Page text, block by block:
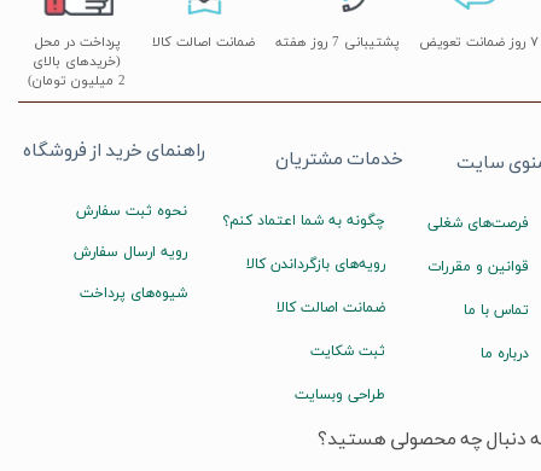
پشتیبانی 7 روز هفته
پرداخت در محل
(خریدهای بالای
2 میلیون تومان)
۷ روز ضمانت تعویض ضمانت اصالت کالا
راهنمای خرید از فروشگاه
نحوه ثبت سفارش
رویه ارسال سفارش
شیوه‌های پرداخت
خدمات مشتریان
چگونه به شما اعتماد کنم؟
رویه‌های بازگرداندن کالا
ضمانت اصالت کالا
ثبت شکایت
طراحی وبسایت
سایت
فرصت‌های شغلی
قوانین و مقررات
تماس با ما
درباره ما
دنبال چه محصولی هستید؟